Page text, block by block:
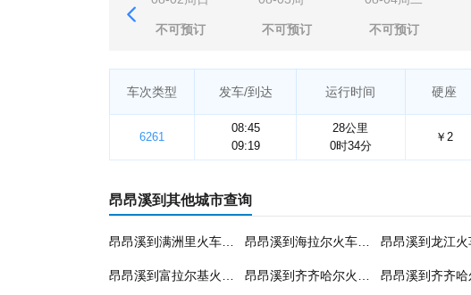
不可预订 不可预订 不可预订
车次类型 发车/到达 运行时间 硬座
6261
08:45
09:19
28公里
0时34分
￥2
昂昂溪到其他城市查询